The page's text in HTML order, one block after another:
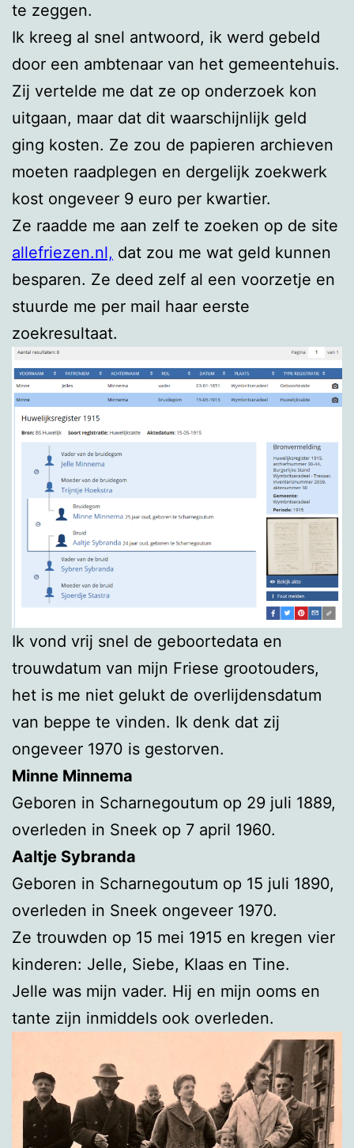
te zeggen.
Ik kreeg al snel antwoord, ik werd gebeld
door een ambtenaar van het gemeentehuis.
Zij vertelde me dat ze op onderzoek kon
uitgaan, maar dat dit waarschijnlijk geld
ging kosten. Ze zou de papieren archieven
moeten raadplegen en dergelijk zoekwerk
kost ongeveer 9 euro per kwartier.
Ze raadde me aan zelf te zoeken op de site
allefriezen.nl, dat zou me wat geld kunnen
besparen. Ze deed zelf al een voorzetje en
stuurde me per mail haar eerste
zoekresultaat.
Ik vond vrij snel de geboortedata en
trouwdatum van mijn Friese grootouders,
het is me niet gelukt de overlijdensdatum
van beppe te vinden. Ik denk dat zij
ongeveer 1970 is gestorven.
Minne Minnema
Geboren in Scharnegoutum op 29 juli 1889,
overleden in Sneek op 7 april 1960.
Aaltje Sybranda
Geboren in Scharnegoutum op 15 juli 1890,
overleden in Sneek ongeveer 1970.
Ze trouwden op 15 mei 1915 en kregen vier
kinderen: Jelle, Siebe, Klaas en Tine.
Jelle was mijn vader. Hij en mijn ooms en
tante zijn inmiddels ook overleden.